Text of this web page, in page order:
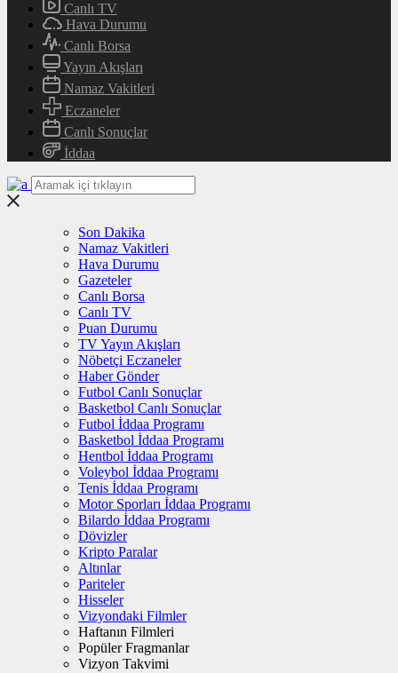
Canlı TV
Hava Durumu
Canlı Borsa
Yayın Akışları
Namaz Vakitleri
Eczaneler
Canlı Sonuçlar
İddaa
Son Dakika
Namaz Vakitleri
Hava Durumu
Gazeteler
Canlı Borsa
Canlı TV
Puan Durumu
TV Yayın Akışları
Nöbetçi Eczaneler
Haber Gönder
Futbol Canlı Sonuçlar
Basketbol Canlı Sonuçlar
Futbol İddaa Programı
Basketbol İddaa Programı
Hentbol İddaa Programı
Voleybol İddaa Programı
Tenis İddaa Programı
Motor Sporları İddaa Programı
Bilardo İddaa Programı
Dövizler
Kripto Paralar
Altınlar
Pariteler
Hisseler
Vizyondaki Filmler
Haftanın Filmleri
Popüler Fragmanlar
Vizyon Takvimi